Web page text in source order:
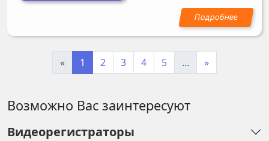
« 1 2 3 4 5 ... »
Возможно Вас заинтересуют
Видеорегистраторы